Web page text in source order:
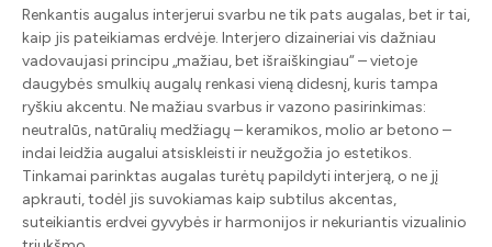
Renkantis augalus interjerui svarbu ne tik pats augalas, bet ir tai,
kaip jis pateikiamas erdvėje. Interjero dizaineriai vis dažniau
vadovaujasi principu „mažiau, bet išraiškingiau“ – vietoje
daugybės smulkių augalų renkasi vieną didesnį, kuris tampa
ryškiu akcentu. Ne mažiau svarbus ir vazono pasirinkimas:
neutralūs, natūralių medžiagų – keramikos, molio ar betono –
indai leidžia augalui atsiskleisti ir neužgožia jo estetikos.
Tinkamai parinktas augalas turėtų papildyti interjerą, o ne jį
apkrauti, todėl jis suvokiamas kaip subtilus akcentas,
suteikiantis erdvei gyvybės ir harmonijos ir nekuriantis vizualinio